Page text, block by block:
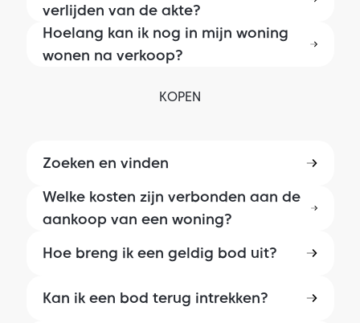
verlijden van de akte?
Hoelang kan ik nog in mijn woning
wonen na verkoop?
KOPEN
Zoeken en vinden
Welke kosten zijn verbonden aan de
aankoop van een woning?
Hoe breng ik een geldig bod uit?
Kan ik een bod terug intrekken?